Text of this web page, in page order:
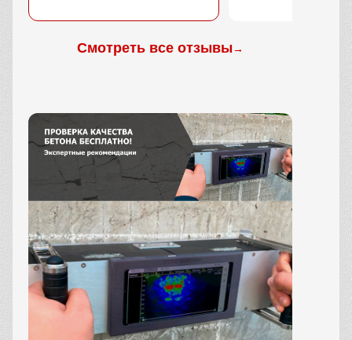
Смотреть все отзывы→